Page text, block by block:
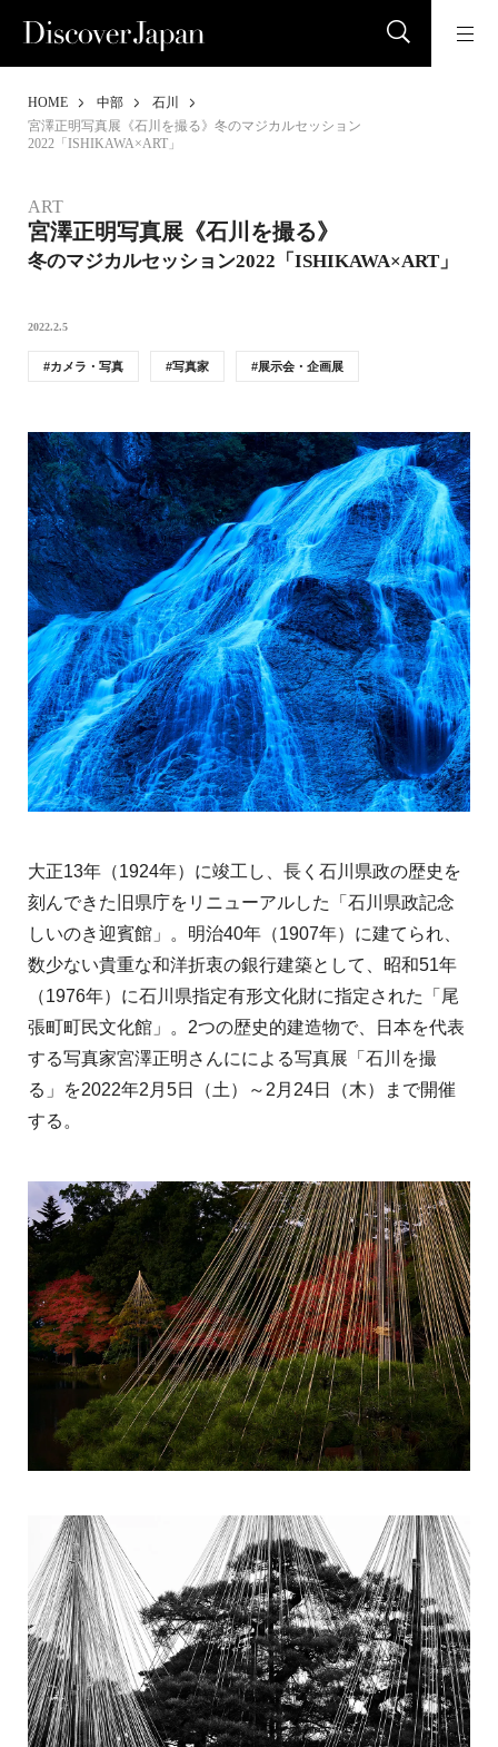
HOME 中部
石川
宮澤正明写真展《石川を撮る》冬のマジカルセッション
2022「ISHIKAWA×ART」
ART
宮澤正明写真展《石川を撮る》
冬のマジカルセッション2022「ISHIKAWA×ART」
2022.2.5
カメラ・写真 写真家 展示会・企画展
大正13年（1924年）に竣工し、長く石川県政の歴史を
刻んできた旧県庁をリニューアルした「石川県政記念
しいのき迎賓館」。明治40年（1907年）に建てられ、
数少ない貴重な和洋折衷の銀行建築として、昭和51年
（1976年）に石川県指定有形文化財に指定された「尾
張町町民文化館」。2つの歴史的建造物で、日本を代表
する写真家宮澤正明さんにによる写真展「石川を撮
る」を2022年2月5日（土）～2月24日（木）まで開催
する。